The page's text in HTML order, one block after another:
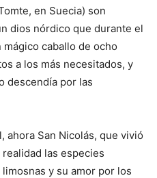
en Suecia) son
dios nórdico que durante el
caballo de ocho
a los más necesitados, y
descendía por las
ahora San Nicolás, que vivió
las especies
y su amor por los